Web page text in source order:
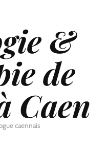
&
de
Caen
caennais